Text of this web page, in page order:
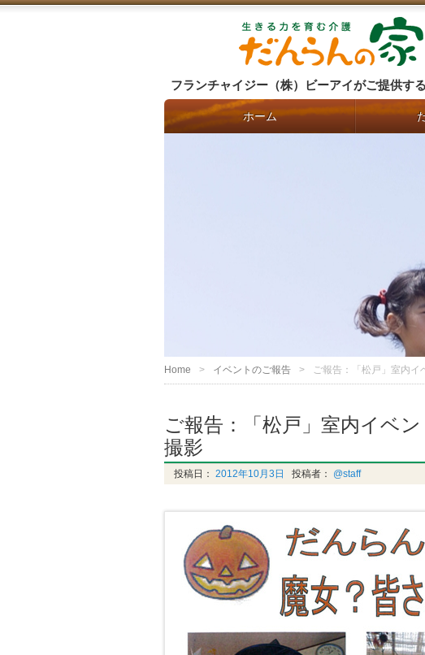
フランチャイジー（株）ビーアイがご提供す
ホーム
Home イベントのご報告 ご報告：「松戸」室内イ
ご報告：「松戸」室内イベ
撮影
投稿日： 2012年10月3日 投稿者： @staff